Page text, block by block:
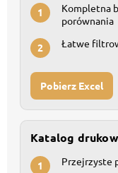
1
Kompletna
porównania
2 Łatwe
Pobierz Excel
Katalog
1 Przejrzyste